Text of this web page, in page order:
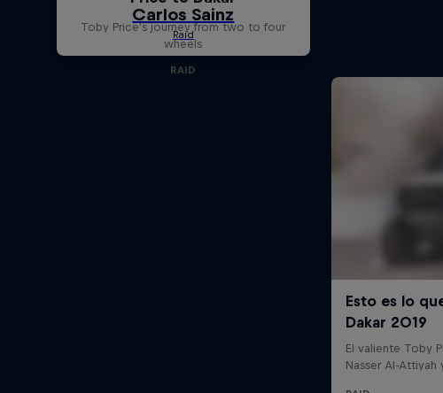
Toby Price's journey from two to four
wheels
RAID